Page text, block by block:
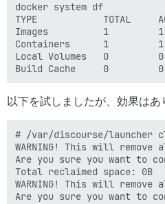
docker system df
TYPE            TOTAL
Images          1         1
Containers      1         1
Local Volumes   0
以下を試しましたが、効果はあ
# /var/discourse/launcher
WARNING! This will
Are you sure you want to
Total reclaimed space: 0B
WARNING! This will
Are you sure you want to